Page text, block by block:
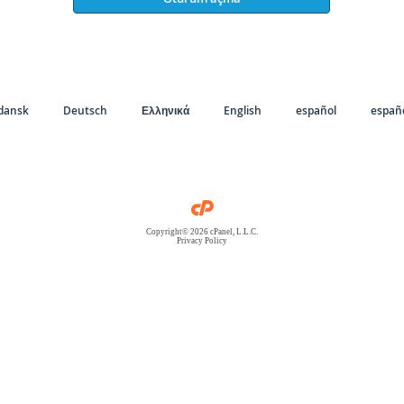
Deutsch Ελληνικά English español
Copyright© 2026 cPanel, L.L.C.
Privacy Policy